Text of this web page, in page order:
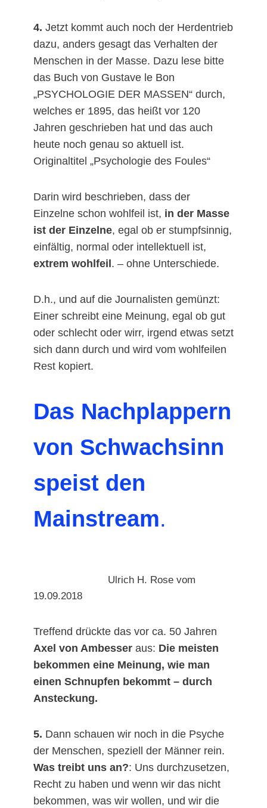
4. Jetzt kommt auch noch der Herdentrieb
dazu, anders gesagt das Verhalten der
Menschen in der Masse. Dazu lese bitte
das Buch von Gustave le Bon
„PSYCHOLOGIE DER MASSEN“ durch,
welches er 1895, das heißt vor 120
Jahren geschrieben hat und das auch
heute noch genau so aktuell ist.
Originaltitel „Psychologie des Foules“
Darin wird beschrieben, dass der
Einzelne schon wohlfeil ist, in der Masse
ist der Einzelne, egal ob er stumpfsinnig,
einfältig, normal oder intellektuell ist,
extrem wohlfeil . – ohne Unterschiede.
D.h., und auf die Journalisten gemünzt:
Einer schreibt eine Meinung, egal ob gut
oder schlecht oder wirr, irgend etwas setzt
sich dann durch und wird vom wohlfeilen
Rest kopiert.
Das Nachplappern
von Schwachsinn
speist den
Mainstream.
Ulrich H. Rose vom
19.09.2018
Treffend drückte das vor ca. 50 Jahren
Axel von Ambesser aus: Die meisten
bekommen eine Meinung, wie man
einen Schnupfen bekommt – durch
Ansteckung.
5. Dann schauen wir noch in die Psyche
der Menschen, speziell der Männer rein.
Was treibt uns an?: Uns durchzusetzen,
Recht zu haben und wenn wir das nicht
bekommen, was wir wollen, und wir die